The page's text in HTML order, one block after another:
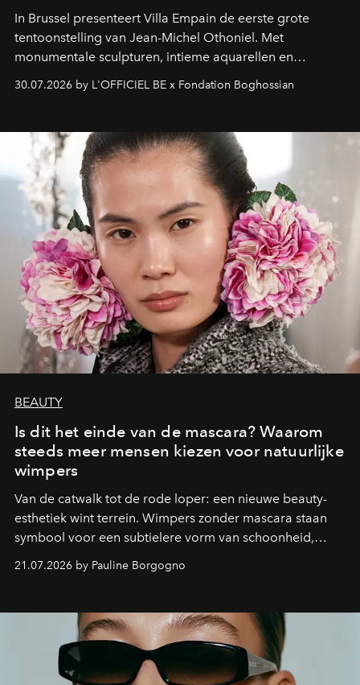
In Brussel presenteert Villa Empain de eerste grote
tentoonstelling van Jean-Michel Othoniel. Met
monumentale sculpturen, intieme aquarellen en
fonkelend Murano-glas creëert de Franse kunstenaar
een emotionele reis waarin elk werk de herinnering
moment van verwondering.
30.07.2026 by L'OFFICIEL BE x Fondation Boghossian
BEAUTY
Is dit het einde van de mascara? Waarom
steeds meer mensen kiezen voor natuurlijke
wimpers
Van de catwalk tot de rode loper: een nieuwe beauty-
esthetiek wint terrein. Wimpers zonder mascara staan
symbool voor een subtielere vorm van schoonheid,
waarin zelfvertrouwen belangrijker is dan een overvloed
aan make-up.
21.07.2026 by Pauline Borgogno